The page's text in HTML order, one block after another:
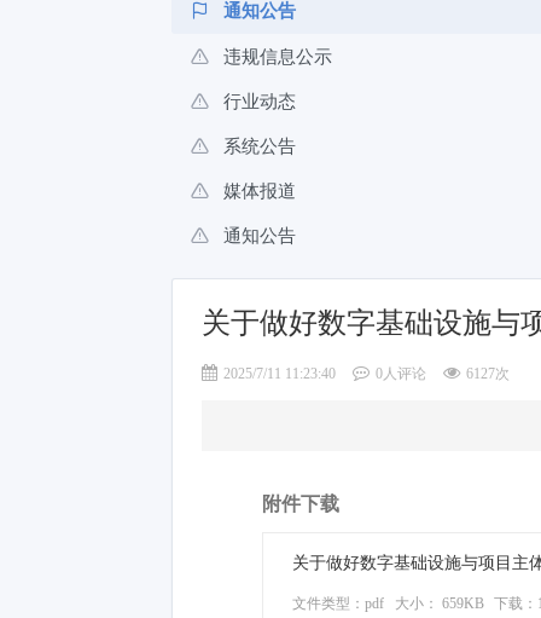
通知公告
违规信息公示
行业动态
系统公告
媒体报道
通知公告
关于做好数字基础设施与
2025/7/11 11:23:40 0人评论 6127次
附件下载
关于做好数字基础设施与项目主
文件类型：pdf 大小： 659KB 下载：